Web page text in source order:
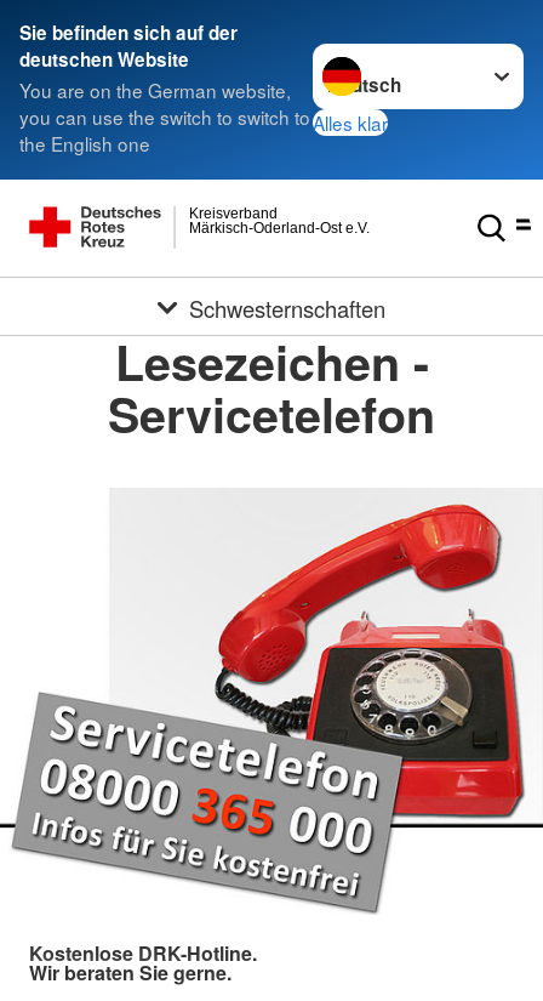
Sie befinden sich auf der
deutschen Website
You are on the German website,
you can use the switch to switch to
the English one
Sprache wechseln zu
Alles klar
Märkisch-Oderland-Ost e.V.
Kreisverband
Schwesternschaften
Lesezeichen -
Servicetelefon
Kostenlose DRK-Hotline.
Wir beraten Sie gerne.